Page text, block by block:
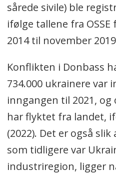
sårede sivile) ble
ifølge tallene fra
2014 til november
Konflikten i Donbass
734.000 ukrainere var
inngangen til 2021, og
har flyktet fra landet,
(2022). Det er også
som tidligere var
industriregion, ligger